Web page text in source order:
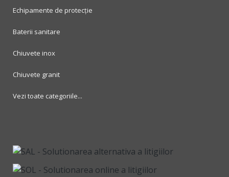
Echipamente de protecție
Baterii sanitare
Chiuvete inox
Chiuvete granit
Vezi toate categoriile...